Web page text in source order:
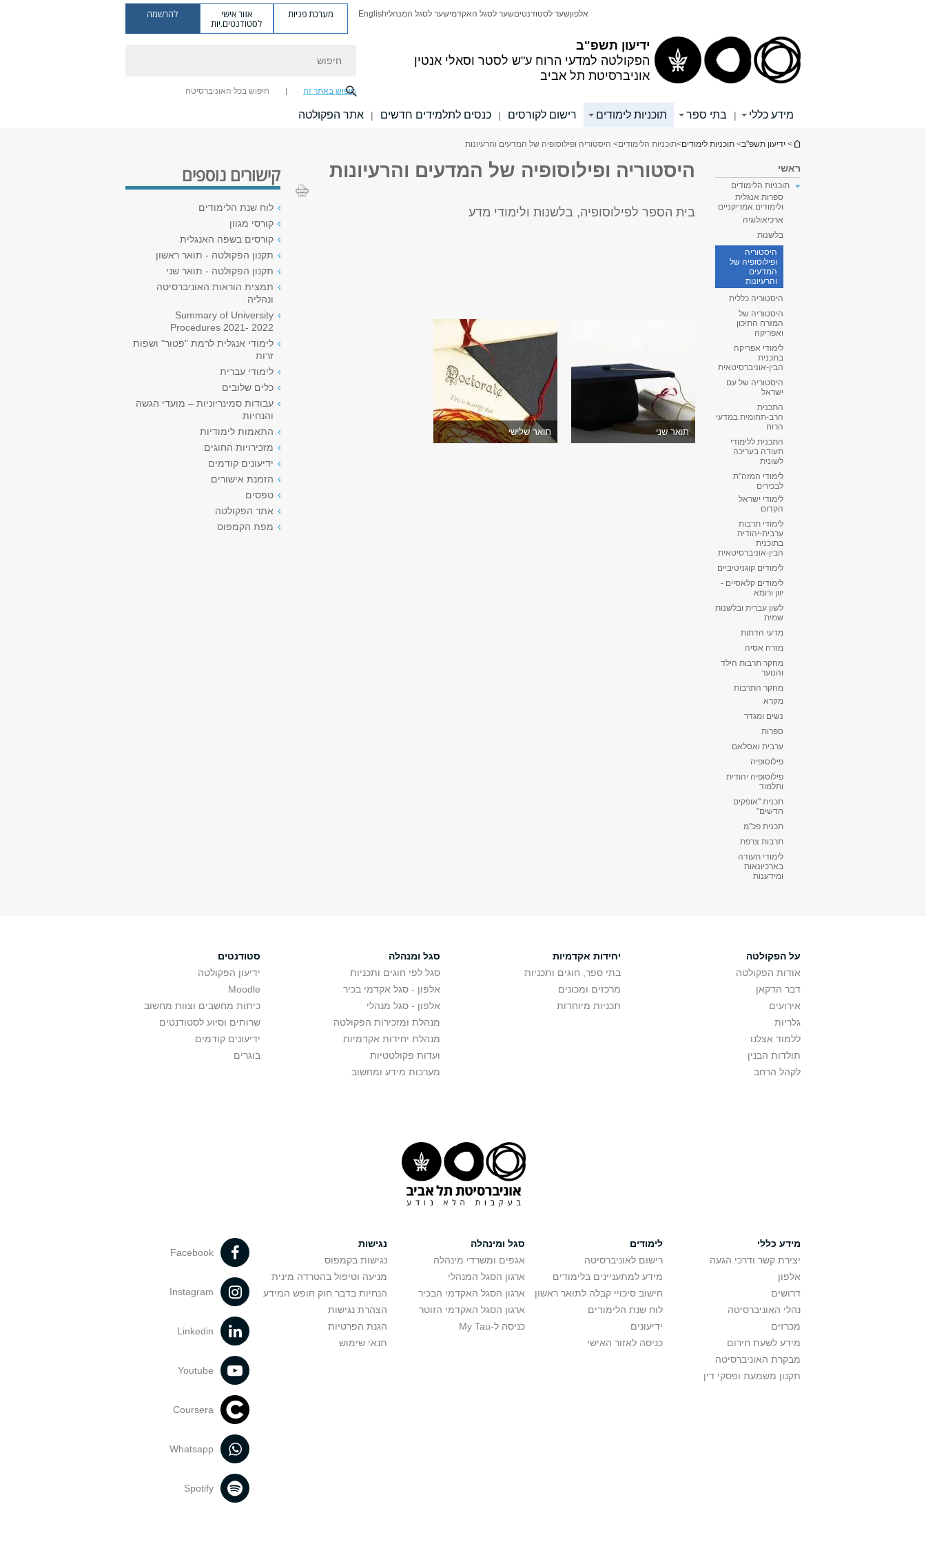
ידיעון תשפ"ב
הפקולטה למדעי הרוח ע"ש לסטר וסאלי אנטין
אוניברסיטת תל אביב
אלפוןשער לסטודנטיםשער לסגל האקדמישער לסגל המנהליEnglish מערכת פניות אזור אישי
לסטודנטים.יות
להרשמה
חיפוש באתר זה חיפוש בכל האוניברסיטה
מידע כללי | בתי ספר תוכניות לימודים רישום לקורסים | כנסים לתלמידים חדשים | אתר הפקולטה
הינך נמצא כאן
> ידיעון תשפ"ב> תוכניות לימודים>תוכניות הלימודים> היסטוריה ופילוסופיה של המדעים והרעיונות
ראשי
תוכניות הלימודים
ספרות אנגלית
ולימודים אמריקניים
ארכיאולוגיה
בלשנות
היסטוריה
ופילוסופיה של
המדעים
והרעיונות
היסטוריה כללית
היסטוריה של
המזרח התיכון
ואפריקה
לימודי אפריקה
בתכנית
הבין-אוניברסיטאית
היסטוריה של עם
ישראל
התכנית
הרב-תחומית במדעי
הרוח
התכנית ללימודי
תעודה בעריכה
לשונית
לימודי המזה"ת
לבכירים
לימודי ישראל
הקדום
לימודי תרבות
ערבית-יהודית
בתוכנית
הבין-אוניברסיטאית
לימודים קוגניטיביים
לימודים קלאסיים -
יוון ורומא
לשון עברית ובלשנות
שמית
מדעי הדתות
מזרח אסיה
מחקר תרבות הילד
והנוער
מחקר התרבות
מקרא
נשים ומגדר
ספרות
ערבית ואסלאם
פילוסופיה
פילוסופיה יהודית
ותלמוד
תכנית "אופקים
חדשים"
תכנית פכ"מ
תרבות צרפת
לימודי תעודה
בארכיונאות
ומידענות
היסטוריה ופילוסופיה של המדעים והרעיונות
בית הספר לפילוסופיה, בלשנות ולימודי מדע
תואר שני תואר שלישי
קישורים נוספים
לוח שנת הלימודים
קורסי מגוון
קורסים בשפה האנגלית
תקנון הפקולטה - תואר ראשון
תקנון הפקולטה - תואר שני
תמצית הוראות האוניברסיטה
ונהליה
Summary of University
Procedures 2021- 2022
לימודי אנגלית לרמת "פטור" ושפות
זרות
לימודי עברית
כלים שלובים
עבודות סמינריוניות – מועדי הגשה
והנחיות
התאמות לימודיות
מזכירויות החוגים
ידיעונים קודמים
הזמנת אישורים
טפסים
אתר הפקולטה
מפת הקמפוס
על הפקולטה
אודות הפקולטה
דבר הדקאן
אירועים
גלריות
ללמוד אצלנו
תולדות הבנין
לקהל הרחב
יחידות אקדמיות
בתי ספר, חוגים ותכניות
מרכזים ומכונים
תכניות מיוחדות
סגל ומנהלה
סגל לפי חוגים ותכניות
אלפון - סגל אקדמי בכיר
אלפון - סגל מנהלי
מנהלת ומזכירות הפקולטה
מנהלת יחידות אקדמיות
ועדות פקולטטיות
מערכות מידע ומחשוב
סטודנטים
ידיעון הפקולטה
Moodle
כיתות מחשבים וצוות מחשוב
שרותים וסיוע לסטודנטים
ידיעונים קודמים
בוגרים
מידע כללי
יצירת קשר ודרכי הגעה
אלפון
דרושים
נהלי האוניברסיטה
מכרזים
מידע לשעת חירום
מבקרת האוניברסיטה
תקנון משמעת ופסקי דין
לימודים
רישום לאוניברסיטה
מידע למתעניינים בלימודים
חישוב סיכויי קבלה לתואר ראשון
לוח שנת הלימודים
ידיעונים
כניסה לאזור האישי
סגל ומינהלה
אגפים ומשרדי מינהלה
ארגון הסגל המנהלי
ארגון הסגל האקדמי הבכיר
ארגון הסגל האקדמי הזוטר
כניסה ל-My Tau
נגישות
נגישות בקמפוס
מניעה וטיפול בהטרדה מינית
הנחיות בדבר חוק חופש המידע
הצהרת נגישות
הגנת הפרטיות
תנאי שימוש
Facebook
Instagram
Linkedin
Youtube
Coursera
Whatsapp
Spotify